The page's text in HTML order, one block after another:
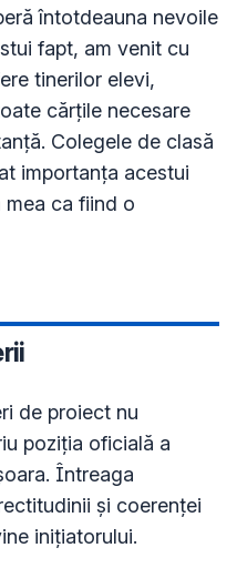
întotdeauna nevoile
fapt, am venit cu
tinerilor elevi,
cărţile necesare
Colegele de clasă
importanţa acestui
ca fiind o
de proiect nu
poziţia oficială a
Întreaga
și coerenței
inițiatorului.